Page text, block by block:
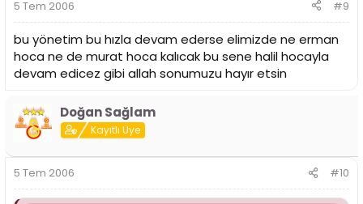
5 Tem 2006 #9
bu yönetim bu hızla devam ederse elimizde ne erman
hoca ne de murat hoca kalıcak bu sene halil hocayla
devam edicez gibi allah sonumuzu hayır etsin
Doğan Sağlam
Kayıtlı Üye
5 Tem 2006 #10